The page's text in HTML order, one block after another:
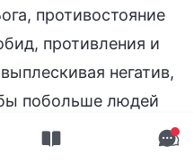
противостояние
противления и
негатив,
побольше людей
ему, чтобы